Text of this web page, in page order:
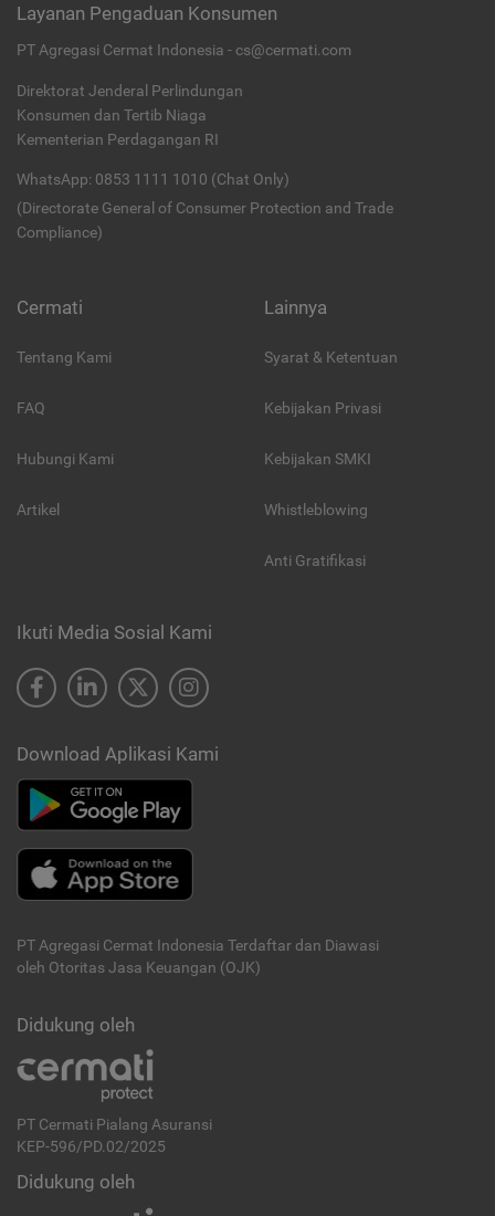
Layanan Pengaduan Konsumen
PT Agregasi Cermat Indonesia - cs@cermati.com
Direktorat Jenderal Perlindungan
Konsumen dan Tertib Niaga
Kementerian Perdagangan RI
WhatsApp: 0853 1111 1010 (Chat Only)
(Directorate General of Consumer Protection and Trade
Compliance)
Cermati
Tentang Kami
FAQ
Hubungi Kami
Artikel
Lainnya
Syarat & Ketentuan
Kebijakan Privasi
Kebijakan SMKI
Whistleblowing
Anti Gratifikasi
Ikuti Media Sosial Kami
Download Aplikasi Kami
PT Agregasi Cermat Indonesia Terdaftar dan Diawasi
oleh Otoritas Jasa Keuangan (OJK)
Didukung oleh
PT Cermati Pialang Asuransi
KEP-596/PD.02/2025
Didukung oleh